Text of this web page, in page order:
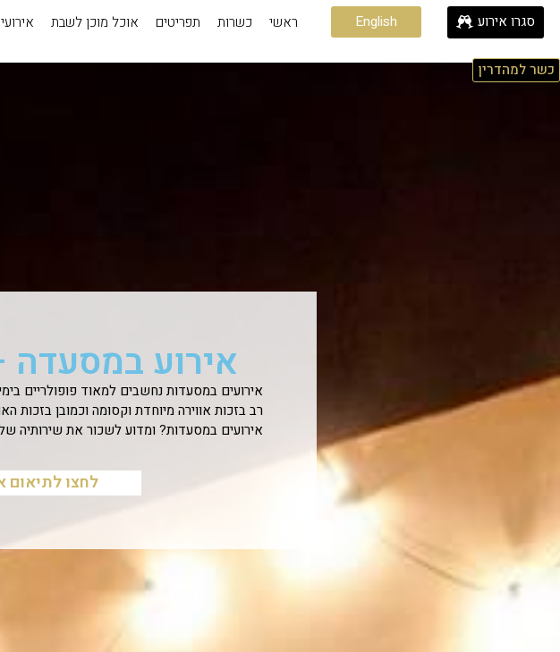
סגרו אירוע English ראשי כשרות תפריטים אוכל מוכן לשבת
כשר למהדרין
אירוע במסעדה
אירועים במסעדות נחשבים למאוד פופולריים
רב בזכות אווירה מיוחדת וקסומה וכמובן בזכות
אירועים במסעדות? ומדוע לשכור את שירותיה
לחצו לתיאום אירוע